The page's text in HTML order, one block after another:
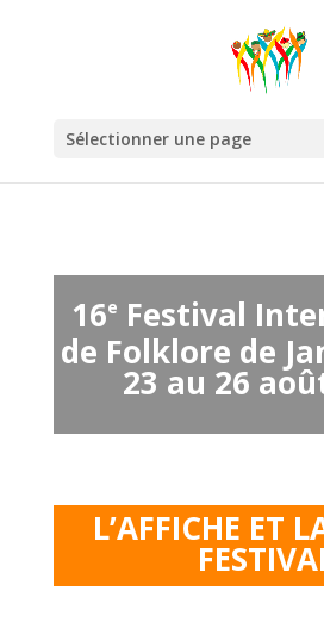
Sélectionner une page
16e Festival
de Folklore de
23 au 26
L’AFFICHE ET